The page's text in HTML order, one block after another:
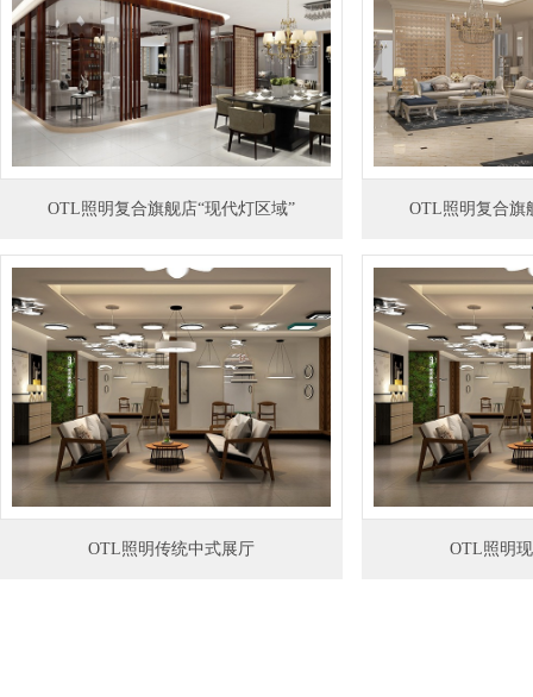
OTL照明复合旗舰店“现代灯区域” OTL照明复合旗
OTL照明传统中式展厅 OTL照明